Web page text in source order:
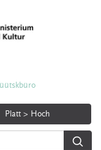
Platt > Hoch